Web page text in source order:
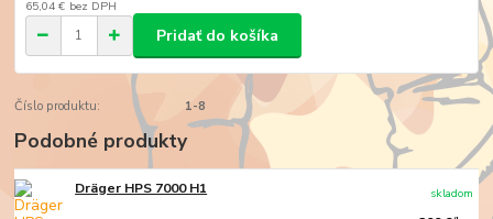
65,04 € bez DPH
Pridať do košíka
Číslo produktu: 1-8
Podobné produkty
Dräger HPS 7000 H1
skladom